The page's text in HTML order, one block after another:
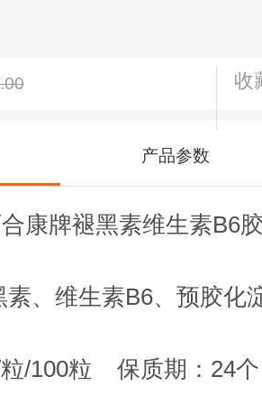
收
产品参数
康牌褪黑素维生素B6胶
、维生素B6、预胶化
/100粒 保质期：24个